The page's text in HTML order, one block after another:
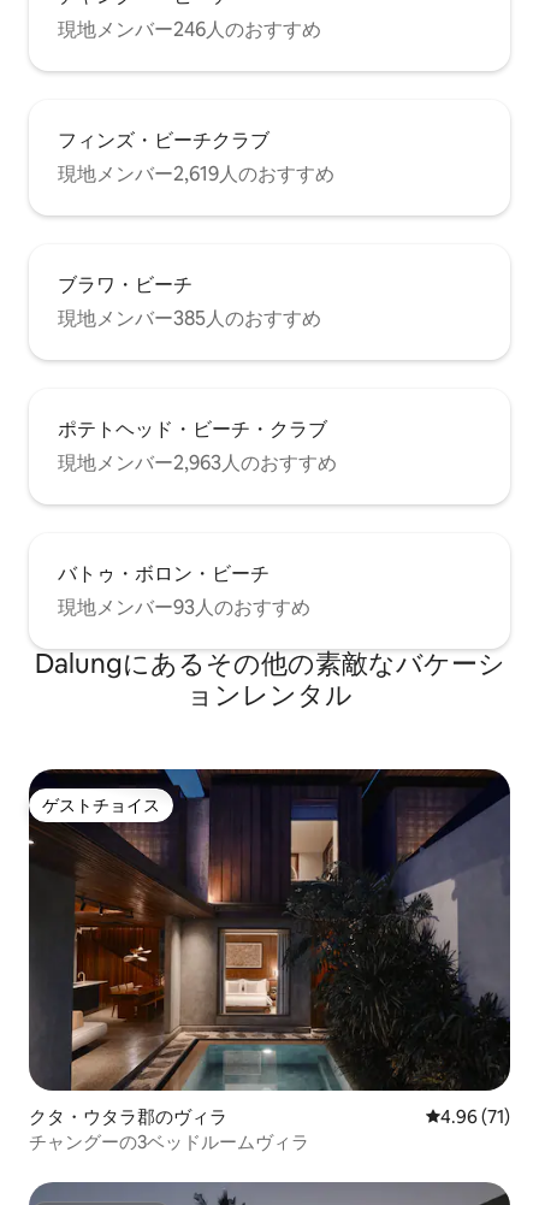
現地メンバー246人のおすすめ
フィンズ・ビーチクラブ
現地メンバー2,619人のおすすめ
ブラワ・ビーチ
現地メンバー385人のおすすめ
ポテトヘッド・ビーチ・クラブ
現地メンバー2,963人のおすすめ
バトゥ・ボロン・ビーチ
現地メンバー93人のおすすめ
Dalungにあるその他の素敵なバケーシ
ョンレンタル
ゲストチョイス
ゲストチョイス
クタ・ウタラ郡のヴィラ レビュー71
4.96 (71)
チャングーの3ベッドルームヴィラ